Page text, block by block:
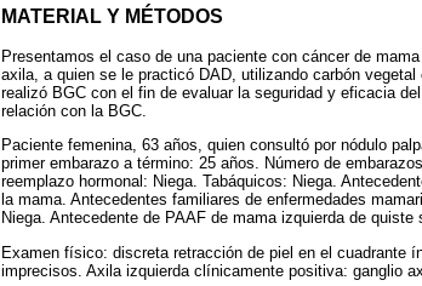
MATERIAL Y MÉTODOS
Presentamos el caso de una paciente con cáncer de
axila, a quien se le practicó DAD, utilizando carbón
realizó BGC con el fin de evaluar la seguridad y eficacia
relación con la BGC.
Paciente femenina, 63 años, quien consultó por nódulo
primer embarazo a término: 25 años. Número de
reemplazo hormonal: Niega. Tabáquicos: Niega.
la mama. Antecedentes familiares de enfermedades
Niega. Antecedente de PAAF de mama izquierda de quiste
Examen físico: discreta retracción de piel en el cuadrante
imprecisos. Axila izquierda clínicamente positiva: ganglio